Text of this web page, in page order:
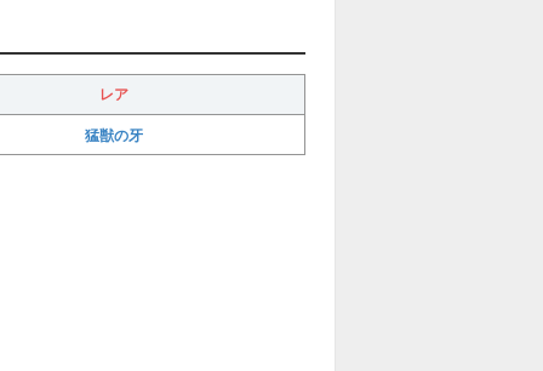
レア
猛獣の牙